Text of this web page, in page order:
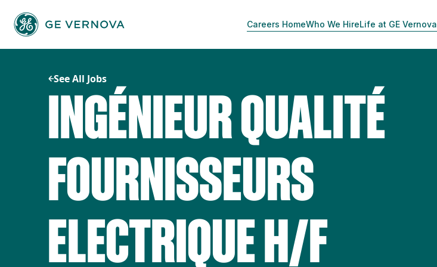
content
Careers HomeWho We HireLife at GE Vernova
See All Jobs
INGÉNIEUR QUALITÉ
FOURNISSEURS
ELECTRIQUE H/F